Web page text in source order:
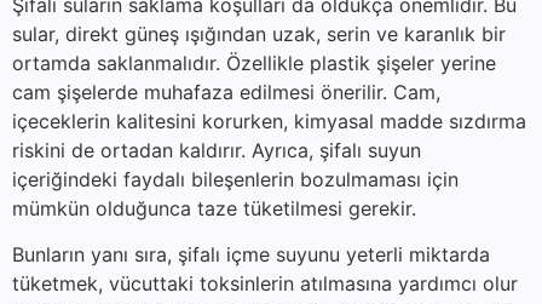
sular, direkt güneş ışığından uzak, serin ve karanlık bir
ortamda saklanmalıdır. Özellikle plastik şişeler yerine
cam şişelerde muhafaza edilmesi önerilir. Cam,
içeceklerin kalitesini korurken, kimyasal madde sızdırma
riskini de ortadan kaldırır. Ayrıca, şifalı suyun
içeriğindeki faydalı bileşenlerin bozulmaması için
mümkün olduğunca taze tüketilmesi gerekir.
Bunların yanı sıra, şifalı içme suyunu yeterli miktarda
tüketmek, vücuttaki toksinlerin atılmasına yardımcı olur